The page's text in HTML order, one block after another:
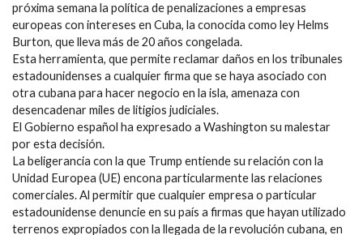
próxima semana la política de penalizaciones a empresas
europeas con intereses en Cuba, la conocida como ley Helms
Burton, que lleva más de 20 años congelada.
Esta herramienta, que permite reclamar daños en los tribunales
estadounidenses a cualquier firma que se haya asociado con
otra cubana para hacer negocio en la isla, amenaza con
desencadenar miles de litigios judiciales.
El Gobierno español ha expresado a Washington su malestar
por esta decisión.
La beligerancia con la que Trump entiende su relación con la
Unidad Europea (UE) encona particularmente las relaciones
comerciales. Al permitir que cualquier empresa o particular
estadounidense denuncie en su país a firmas que hayan utilizado
terrenos expropiados con la llegada de la revolución cubana, en